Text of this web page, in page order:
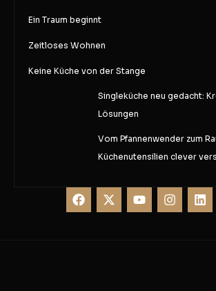
Ein Traum beginnt
Zeitloses Wohnen
Keine Küche von der Stange
Singleküche neu gedacht:
Lösungen
Vom Pfannenwender zum
Küchenutensilien clever